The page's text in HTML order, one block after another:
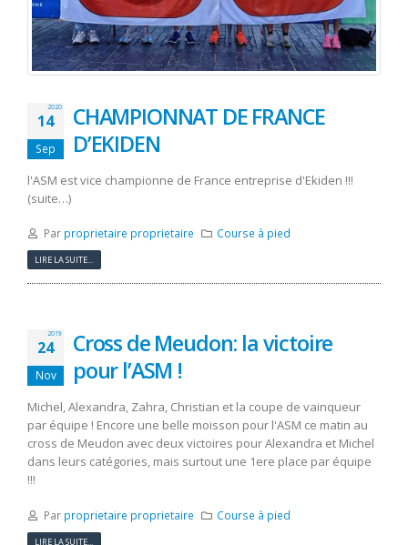
2020
14
Sep
CHAMPIONNAT DE FRANCE
D’EKIDEN
l'ASM est vice championne de France entreprise d'Ekiden !!!
(suite…)
Par proprietaire proprietaire Course à pied
LIRE LA SUITE...
2019
24
Nov
Cross de Meudon: la victoire
pour l’ASM !
Michel, Alexandra, Zahra, Christian et la coupe de vainqueur
par équipe ! Encore une belle moisson pour l'ASM ce matin au
cross de Meudon avec deux victoires pour Alexandra et Michel
dans leurs catégories, mais surtout une 1ere place par équipe
!!!
Par proprietaire proprietaire Course à pied
LIRE LA SUITE...